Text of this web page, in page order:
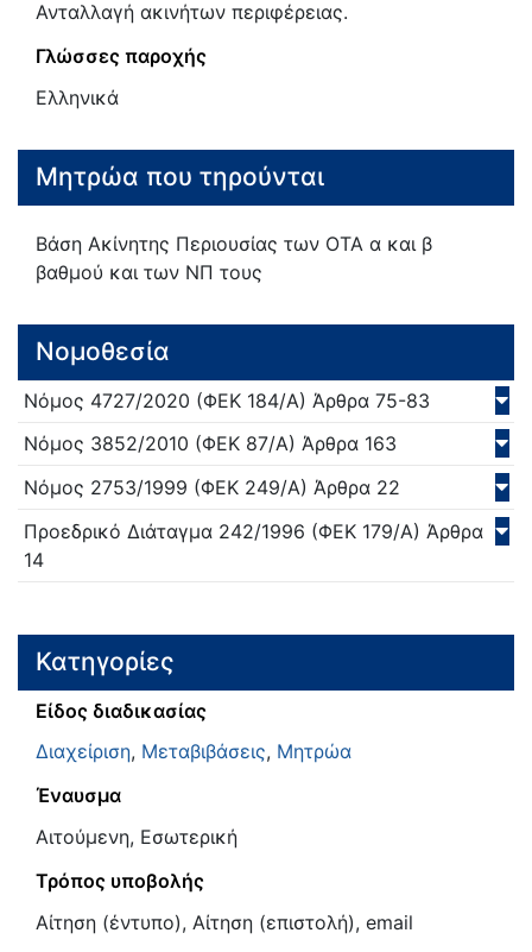
Ανταλλαγή ακινήτων περιφέρειας.
Γλώσσες παροχής
Ελληνικά
Μητρώα που τηρούνται
Βάση Ακίνητης Περιουσίας των ΟΤΑ α και β
βαθμού και των ΝΠ τους
Νομοθεσία
Νόμος 4727/2020 (ΦΕΚ 184/Α) Άρθρα 75-83
Νόμος 3852/2010 (ΦΕΚ 87/Α) Άρθρα 163
Νόμος 2753/1999 (ΦΕΚ 249/Α) Άρθρα 22
Προεδρικό Διάταγμα 242/1996 (ΦΕΚ 179/Α) Άρθρα
14
Κατηγορίες
Είδος διαδικασίας
Διαχείριση, Μεταβιβάσεις, Μητρώα
Έναυσμα
Αιτούμενη, Εσωτερική
Τρόπος υποβολής
Αίτηση (έντυπο), Αίτηση (επιστολή), email